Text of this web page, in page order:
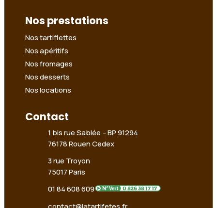
Nos prestations
Nos tartiflettes
Nos apéritifs
Nos fromages
Nos desserts
Nos locations
Contact
1 bis rue Sablée –BP 91294
76178 Rouen Cedex
3 rue Troyon
75017 Paris
01 84 608 609